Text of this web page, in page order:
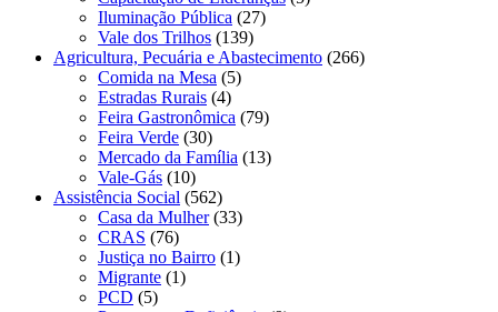
Iluminação Pública (27)
Vale dos Trilhos (139)
Agricultura, Pecuária e Abastecimento (266)
Comida na Mesa (5)
Estradas Rurais (4)
Feira Gastronômica (79)
Feira Verde (30)
Mercado da Família (13)
Vale-Gás (10)
Assistência Social (562)
Casa da Mulher(33)
CRAS (76)
Justiça no Bairro (1)
Migrante (1)
PCD (5)